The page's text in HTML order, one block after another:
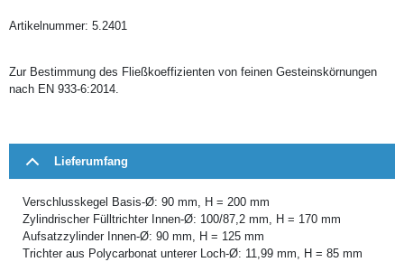
Artikelnummer: 5.2401
Zur Bestimmung des Fließkoeffizienten von feinen Gesteinskörnungen
nach EN 933-6:2014.
Lieferumfang
Verschlusskegel Basis-Ø: 90 mm, H = 200 mm
Zylindrischer Fülltrichter Innen-Ø: 100/87,2 mm, H = 170 mm
Aufsatzzylinder Innen-Ø: 90 mm, H = 125 mm
Trichter aus Polycarbonat unterer Loch-Ø: 11,99 mm, H = 85 mm